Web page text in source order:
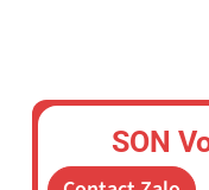
SON